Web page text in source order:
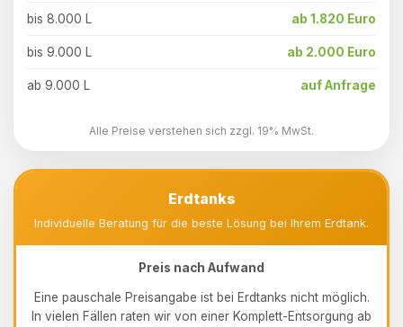
bis 8.000 L ab 1.820 Euro
bis 9.000 L ab 2.000 Euro
ab 9.000 L auf Anfrage
Alle Preise verstehen sich zzgl. 19% MwSt.
Erdtanks
Individuelle Beratung für die beste Lösung bei Ihrem Erdtank.
Preis nach Aufwand
Eine pauschale Preisangabe ist bei Erdtanks nicht möglich.
In vielen Fällen raten wir von einer Komplett-Entsorgung ab